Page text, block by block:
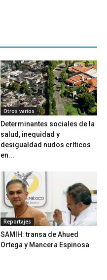
Otros varios
Determinantes sociales de la
salud, inequidad y
desigualdad nudos críticos
en...
Reportajes
SAMIH: transa de Ahued
Ortega y Mancera Espinosa